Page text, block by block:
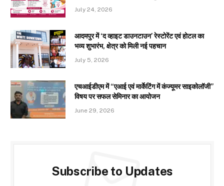
July 24, 2026
आदमपुर में ‘द व्हाइट डाउनटाउन’ रेस्टोरेंट एवं होटल का
भव्य शुभारंभ, क्षेत्र को मिली नई पहचान
July 5, 2026
एचआईडीएम में “एआई एवं मार्केटिंग में कंज्यूमर साइकोलॉजी”
विषय पर सफल सेमिनार का आयोजन
June 29, 2026
Subscribe to Updates